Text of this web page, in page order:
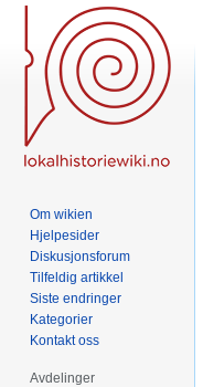
Om wikien
Hjelpesider
Diskusjonsforum
Tilfeldig artikkel
Siste endringer
Kategorier
Kontakt oss
Avdelinger